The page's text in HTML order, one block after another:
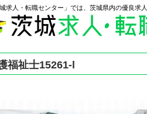
城求人・転職センター」では、茨城県内の優良求
福祉士15261-l